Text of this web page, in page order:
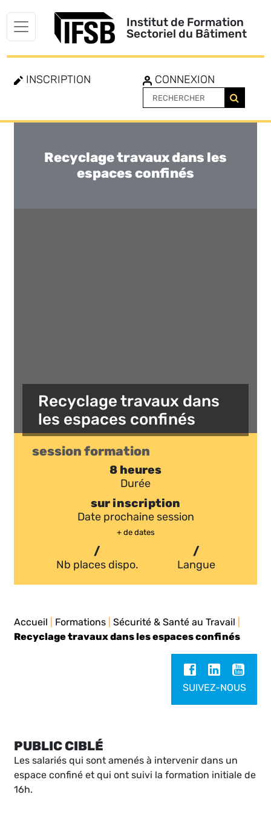
Institut de Formation
Sectoriel du Bâtiment
INSCRIPTION CONNEXION
Toggle
navigation
Recyclage travaux dans les
espaces confinés
Recyclage travaux dans
les espaces confinés
session formation
8 heures
Durée
sur inscription
Date prochaine session
+ de dates
/
Nb places dispo.
/
Langue
Accueil Formations |Sécurité & Santé au Travail
Recyclage travaux dans les espaces confinés
SUIVEZ-NOUS
PUBLIC CIBLÉ
Les salariés qui sont amenés à intervenir dans un
espace confiné et qui ont suivi la formation initiale de
16h.